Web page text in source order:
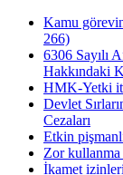
Kamu
266)
6306 Sayılı
Hakkındaki
HMK-Yetki
Devlet
Cezaları
Etkin
Zor kullanma
İkamet